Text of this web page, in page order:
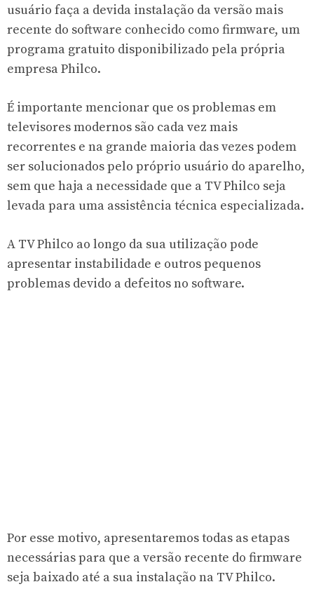
usuário faça a devida instalação da versão mais
recente do software conhecido como firmware, um
programa gratuito disponibilizado pela própria
empresa Philco.
É importante mencionar que os problemas em
televisores modernos são cada vez mais
recorrentes e na grande maioria das vezes podem
ser solucionados pelo próprio usuário do aparelho,
sem que haja a necessidade que a TV Philco seja
levada para uma assistência técnica especializada.
A TV Philco ao longo da sua utilização pode
apresentar instabilidade e outros pequenos
problemas devido a defeitos no software.
Por esse motivo, apresentaremos todas as etapas
necessárias para que a versão recente do firmware
seja baixado até a sua instalação na TV Philco.